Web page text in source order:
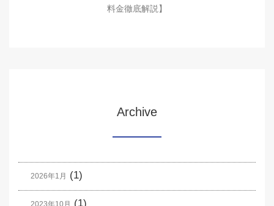
料金徹底解説】
Archive
2026年1月 (1)
2023年10月 (1)